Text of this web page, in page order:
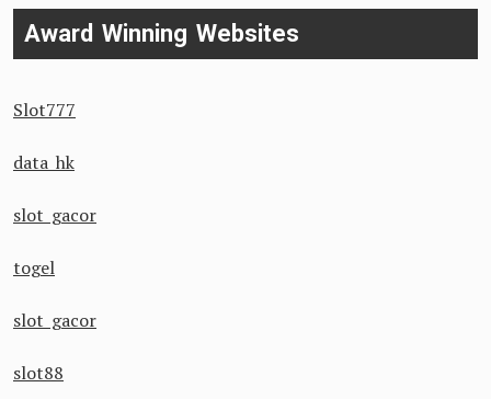
Award Winning Websites
Slot777
data hk
slot gacor
togel
slot gacor
slot88